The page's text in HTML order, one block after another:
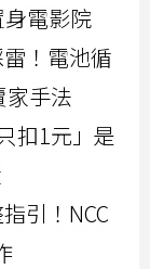
電影院
！電池循
家手法
扣1元」是
引！NCC